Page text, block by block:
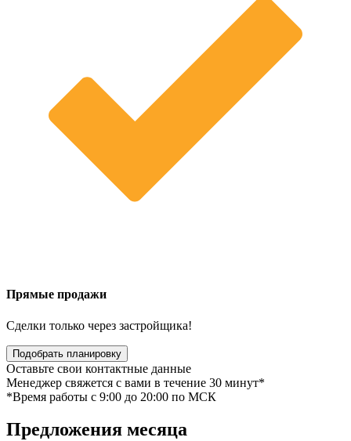
Прямые продажи
Сделки только через застройщика!
Подобрать планировку
Оставьте свои контактные данные
Менеджер свяжется с вами в течение 30 минут*
*Время работы c 9:00 до 20:00 по МСК
Предложения месяца